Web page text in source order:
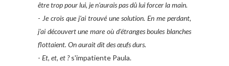
être trop pour lui, je n'aurais pas dû lui forcer la main.
- Je crois que j'ai trouvé une solution. En me perdant,
j'ai découvert une mare où d'étranges boules blanches
flottaient. On aurait dit des œufs durs.
- Et, et, et ?s'impatiente Paula.